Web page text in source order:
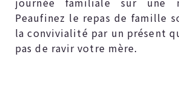
Peaufinez le repas de famille
la convivialité par un présent
pas de ravir votre mère.